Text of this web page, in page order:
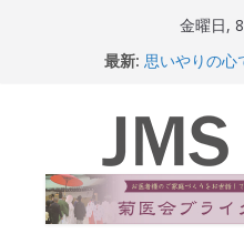
金曜日,
最新: 思いやりの心
関東大震災か
新生ニッポン！